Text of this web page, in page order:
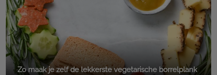
Zo maak je zelf de lekkerste vegetarische borrelplank